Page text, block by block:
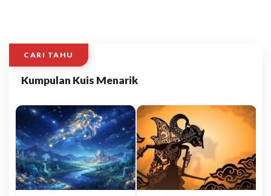
CARI TAHU
Kumpulan Kuis Menarik